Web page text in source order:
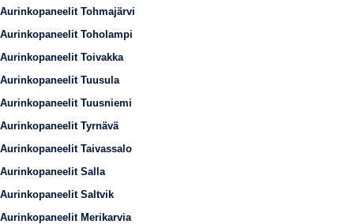
Aurinkopaneelit Tohmajärvi
Aurinkopaneelit Toholampi
Aurinkopaneelit Toivakka
Aurinkopaneelit Tuusula
Aurinkopaneelit Tuusniemi
Aurinkopaneelit Tyrnävä
Aurinkopaneelit Taivassalo
Aurinkopaneelit Salla
Aurinkopaneelit Saltvik
Aurinkopaneelit Merikarvia